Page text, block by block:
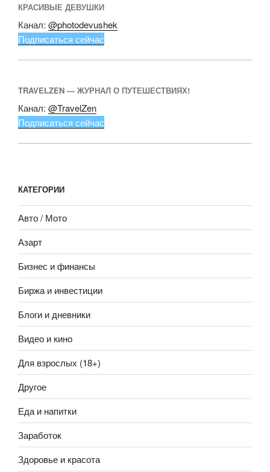
КРАСИВЫЕ ДЕВУШКИ
Канал: @photodevushek
Подписаться сейчас
TRAVELZEN — ЖУРНАЛ О ПУТЕШЕСТВИЯХ!
Канал: @TravelZen
Подписаться сейчас
КАТЕГОРИИ
Авто / Мото
Азарт
Бизнес и финансы
Биржа и инвестиции
Блоги и дневники
Видео и кино
Для взрослых (18+)
Другое
Еда и напитки
Заработок
Здоровье и красота